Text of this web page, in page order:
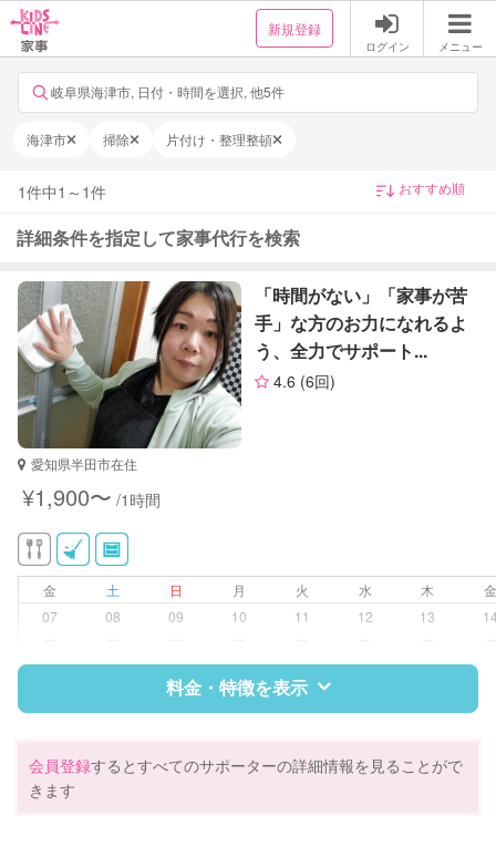
新規登録
ログイン メニュー
岐阜県海津市, 日付・時間を選択, 他5件
海津市 掃除 片付け・整理整頓
1件中1 ～ 1件
詳細条件を指定して家事代行を検索
「時間がない」「家事が苦
手」な方のお力になれるよ
う、全力でサポート...
4.6 (6回)
愛知県半田市在住
¥1,900〜 /1時間
金 土 日 月 火 水 木
07
08 09 10 11 12 13
料金・特徴を表示
会員登録するとすべてのサポーターの詳細情報を見ることがで
きます